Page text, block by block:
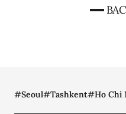
#Seoul#Tashkent#Ho Chi